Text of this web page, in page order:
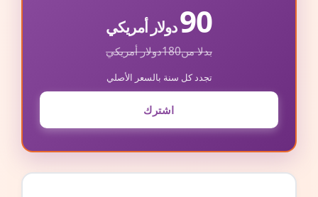
90دولار أمريكي
بدلا من180دولار أمريكي
تجدد كل سنة بالسعر الأصلي
اشترك